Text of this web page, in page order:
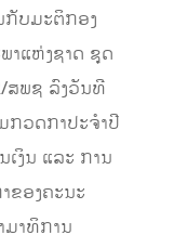
ກັບມະຕິກອງ
າແຫ່ງຊາດ ຊຸດ
ສພຊ ລົງວັນທີ
ກວດກາປະຈຳປີ
ງິນ ແລະ ການ
ອງຄະນະ
ມາທິການ